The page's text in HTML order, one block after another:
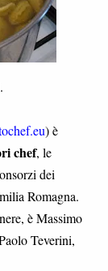
) è
chef, le
dei
Romagna.
è Massimo
Teverini,